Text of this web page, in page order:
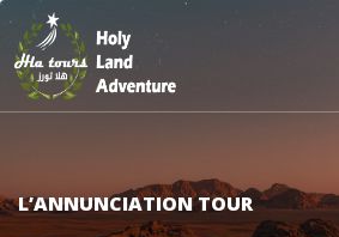
L’ANNUNCIATION TOUR